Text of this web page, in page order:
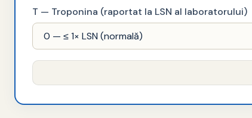
T — Troponina (raportat la LSN al laboratorului)